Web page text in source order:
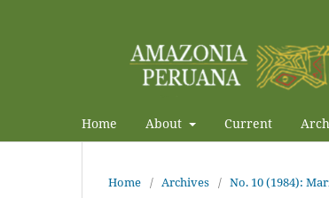
Home About Current
Home / Archives / No. 10 (1984):